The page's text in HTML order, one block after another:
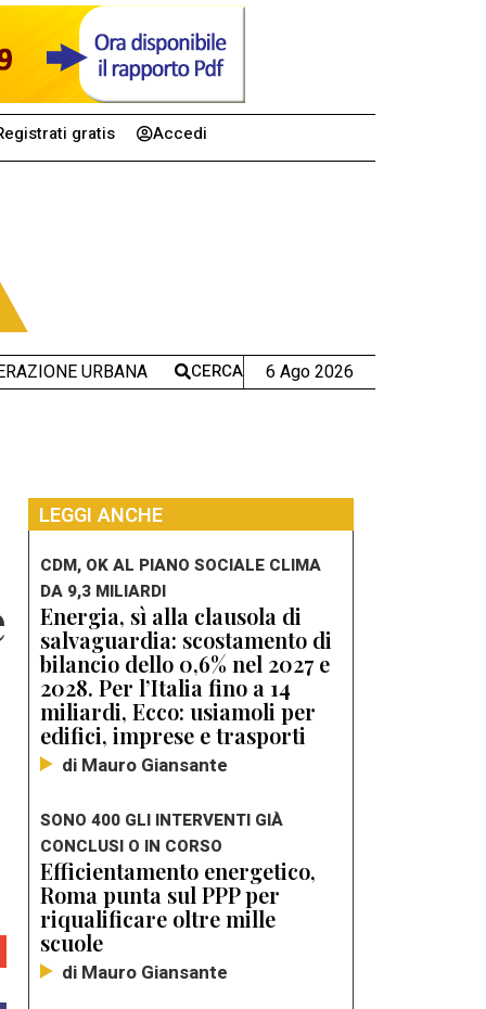
gratis Accedi
URBANA CERCA 6 Ago 2026
LEGGI ANCHE
CDM, OK AL PIANO SOCIALE CLIMA
DA 9,3 MILIARDI
Energia, sì alla clausola di
salvaguardia: scostamento di
bilancio dello 0,6% nel 2027 e
2028. Per l’Italia fino a 14
miliardi, Ecco: usiamoli per
edifici, imprese e trasporti
di Mauro Giansante
SONO 400 GLI INTERVENTI GIÀ
CONCLUSI O IN CORSO
Efficientamento energetico,
Roma punta sul PPP per
riqualificare oltre mille
scuole
di Mauro Giansante